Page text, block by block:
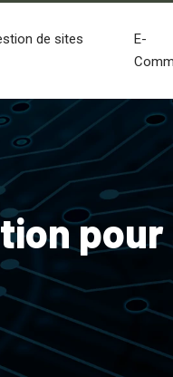
de sites
E-